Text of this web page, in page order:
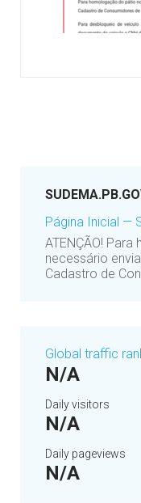
Página Inicial —
ATENÇÃO!
necessário
Cadastro de
Global traffic
N/A
Daily visitors
N/A
Daily pageviews
N/A